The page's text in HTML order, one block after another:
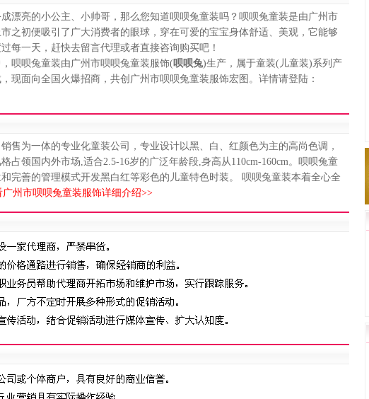
亮的小公主、小帅哥，那么您知道呗呗兔童装吗？呗呗兔童装是由广州市
之初便吸引了广大消费者的眼球，穿在可爱的宝宝身体舒适、美观，它能够
每一天，赶快去留言代理或者直接咨询购买吧！
呗兔童装由广州市呗呗兔童装服饰(呗呗兔)生产，属于童装(儿童装)系列产
现面向全国火爆招商，共创广州市呗呗兔童装服饰宏图。详情请登陆：
售为一体的专业化童装公司，专业设计以黑、白、红颜色为主的高尚色调，
占领国内外市场,适合2.5-16岁的广泛年龄段,身高从110cm-160cm。呗呗兔童
完善的管理模式开发黑白红等彩色的儿童特色时装。 呗呗兔童装本着全心全
广州市呗呗兔童装服饰详细介绍>>